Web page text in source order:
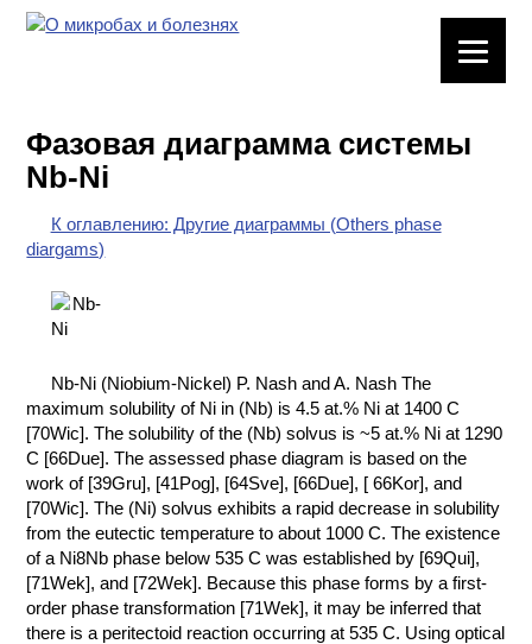
ХИМИЧЕСКАЯ
ПОСУДА
ВРЕДНЫЕ
ФАКТОРЫ
ХИМИЯ НА
ПРОИЗВОДСТВЕ
И ХИМИЧЕСКАЯ
ТЕХНОЛОГИЯ
КОНТАКТЫ
Фазовая диаграмма системы
Nb-Ni
К оглавлению: Другие диаграммы (Others phase
diargams)
Nb-Ni (Niobium-Nickel) P. Nash and A. Nash The
maximum solubility of Ni in (Nb) is 4.5 at.% Ni at 1400 C
[70Wic]. The solubility of the (Nb) solvus is ~5 at.% Ni at 1290
C [66Due]. The assessed phase diagram is based on the
work of [39Gru], [41Pog], [64Sve], [66Due], [ 66Kor], and
[70Wic]. The (Ni) solvus exhibits a rapid decrease in solubility
from the eutectic temperature to about 1000 C. The existence
of a Ni8Nb phase below 535 C was established by [69Qui],
[71Wek], and [72Wek]. Because this phase forms by a first-
order phase transformation [71Wek], it may be inferred that
there is a peritectoid reaction occurring at 535 C. Using optical